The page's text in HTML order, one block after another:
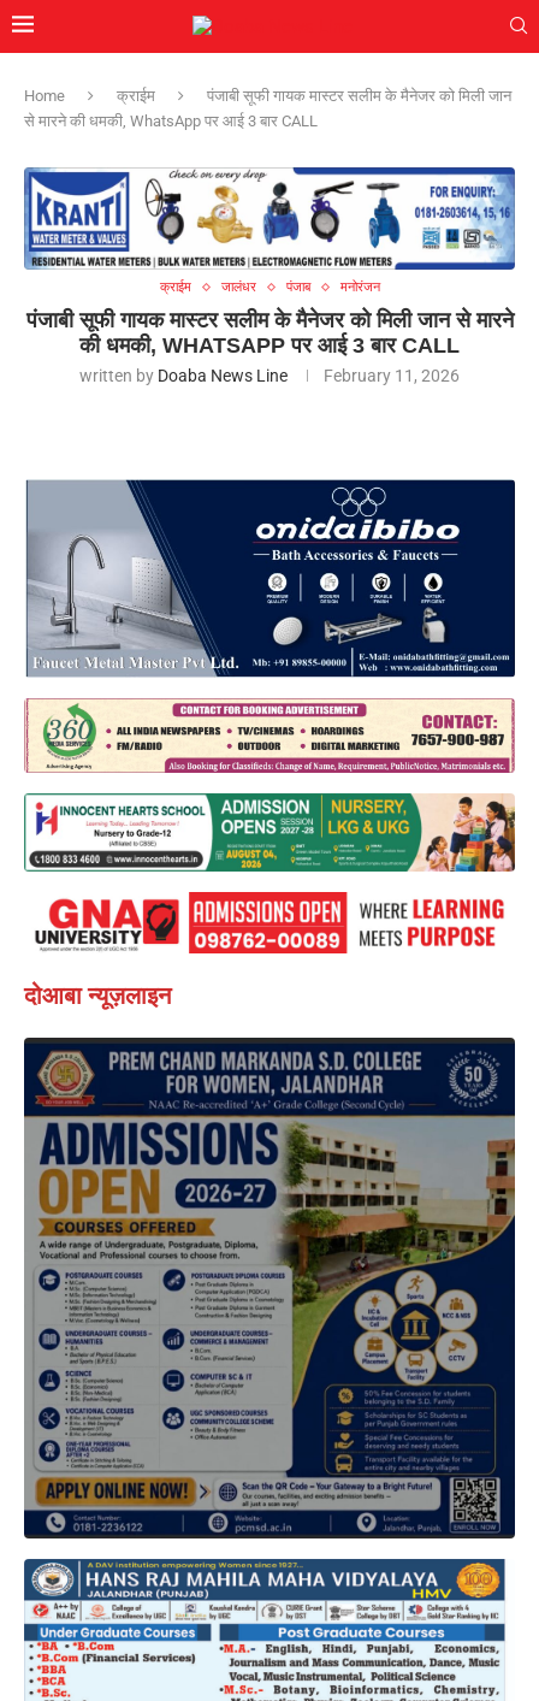
Home क्राईम
पंजाबी सूफी गायक मास्टर सलीम के मैनेजर को मिली जान
से मारने की धमकी, WhatsApp पर आई 3 बार CALL
क्राईम जालंधर पंजाब मनोरंजन
पंजाबी सूफी गायक मास्टर सलीम के मैनेजर को मिली जान से मारने
की धमकी, WHATSAPP पर आई 3 बार CALL
written by Doaba News Line February 11, 2026
दोआबा न्यूज़लाइन